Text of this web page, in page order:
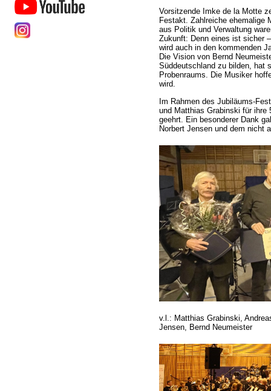
Vorsitzende Imke de la Motte
Festakt. Zahlreiche ehemalige
aus Politik und Verwaltung
Zukunft: Denn eines ist sicher
wird auch in den kommenden
Die Vision von Bernd
Süddeutschland zu bilden, hat
Probenraums. Die Musiker
wird.
Im Rahmen des Jubiläums-
und Matthias Grabinski für ihre
geehrt. Ein besonderer Dank
Norbert Jensen und dem nicht
v.l.: Matthias Grabinski,
Jensen, Bernd Neumeister